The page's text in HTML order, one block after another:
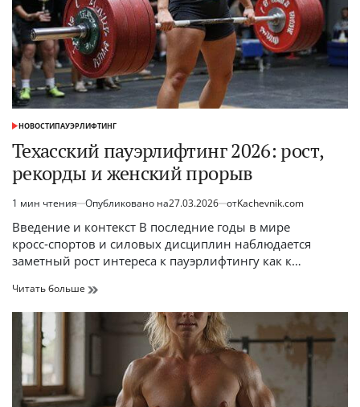
ОПУБЛИКОВАНО
НОВОСТИПАУЭРЛИФТИНГ
Техасский пауэрлифтинг 2026: рост,
рекорды и женский прорыв
Расчётное
время
чтения
1 мин чтения Опубликовано на27.03.2026 отKachevnik.com
Введение и контекст В последние годы в мире
кросс‑спортов и силовых дисциплин наблюдается
заметный рост интереса к пауэрлифтингу как к…
Читать больше Техасский
2026:
женский
прорыв